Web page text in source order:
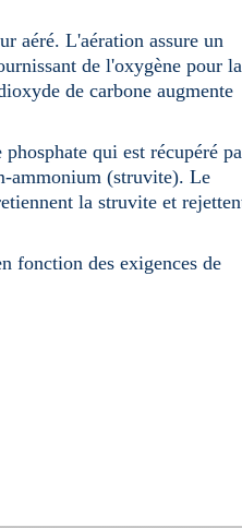
aéré. L'aération assure un
de l'oxygène pour la
de carbone augmente
qui est récupéré
ammonium (struvite). Le
la struvite et
fonction des exigences de